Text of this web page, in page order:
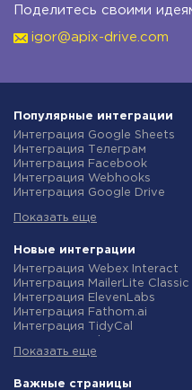
Поделитесь своими
igor@apix-drive.com
Популярные интеграции
Интеграция Google Sheets
Интеграция Телеграм
Интеграция Facebook
Интеграция Webhooks
Интеграция Google Drive
Интеграция Gmail
Интеграция Новая Почта
Интеграция Binotel
Интеграция OpenAI
Интеграция Prom
Интеграция Приват24
Интеграция OLX
Интеграция TurboSMS
Интеграция SendPulse
Интеграция Stream Telecom
Показать еще
Новые интеграции
Интеграция Webex Interact
Интеграция MailerLite Classic
Интеграция ElevenLabs
Интеграция Fathom.ai
Интеграция TidyCal
Интеграция Gist
Интеграция Straico
Показать еще
Важные страницы